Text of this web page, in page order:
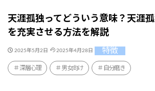
天涯孤独ってどういう意味？天涯
を充実させる方法を解説
2025年5月2日 2025年4月28日 特徴
深層心理 男女向け 自分磨き